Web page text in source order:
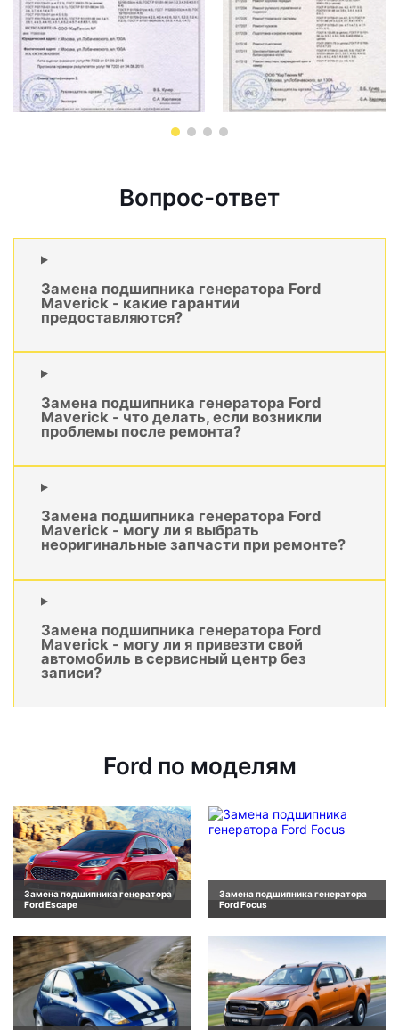
Вопрос-ответ
Замена подшипника генератора Ford
Maverick - какие гарантии
предоставляются?
Замена подшипника генератора Ford
Maverick - что делать, если возникли
проблемы после ремонта?
Замена подшипника генератора Ford
Maverick - могу ли я выбрать
неоригинальные запчасти при ремонте?
Замена подшипника генератора Ford
Maverick - могу ли я привезти свой
автомобиль в сервисный центр без
записи?
Ford по моделям
Замена подшипника генератора
Ford Escape
Замена подшипника генератора
Ford Focus